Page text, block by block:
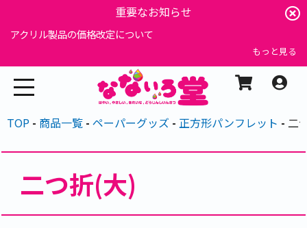
重要なお知らせ
アクリル製品の価格改定について
もっと見る
TOP 商品一覧 ペーパーグッズ 正方形パンフレット 二
二つ折(大)